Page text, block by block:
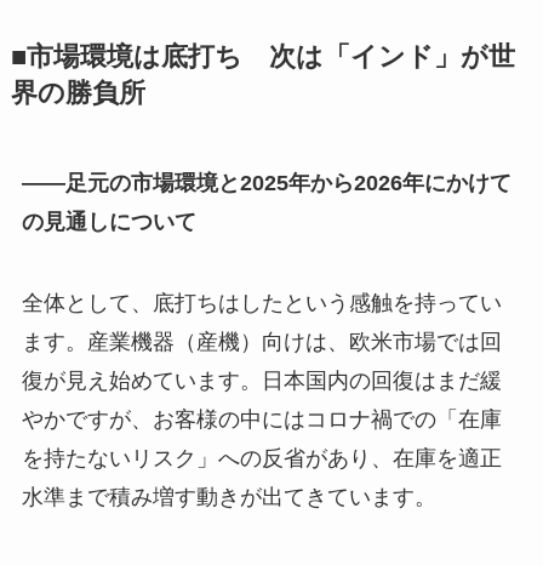
■市場環境は底打ち 次は「インド」が世
界の勝負所
――足元の市場環境と2025年から2026年にかけて
の見通しについて
全体として、底打ちはしたという感触を持ってい
ます。産業機器（産機）向けは、欧米市場では回
復が見え始めています。日本国内の回復はまだ緩
やかですが、お客様の中にはコロナ禍での「在庫
を持たないリスク」への反省があり、在庫を適正
水準まで積み増す動きが出てきています。